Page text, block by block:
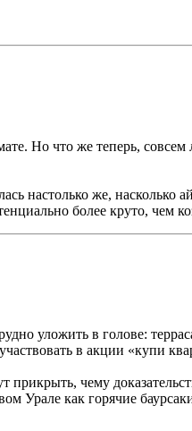
Но что же теперь,
настолько же,
более круто,
уложить в голове:
в акции «купи
прикрыть, чему
Урале как горячие